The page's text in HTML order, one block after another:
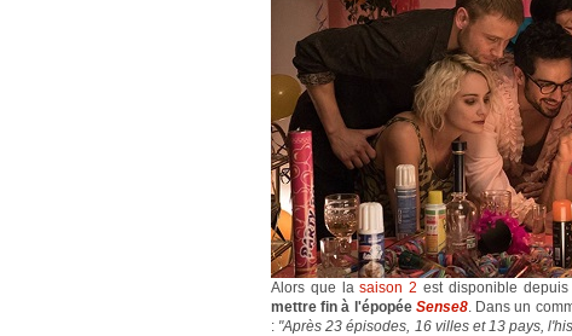
Alors que lasaison 2 est disponible
mettre fin à l'épopée Sense8. Dans un
: "Après 23 épisodes, 16 villes et 13 pays,